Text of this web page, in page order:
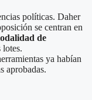
políticas. Daher
se centran en
de
lotes.
ya habían
aprobadas.